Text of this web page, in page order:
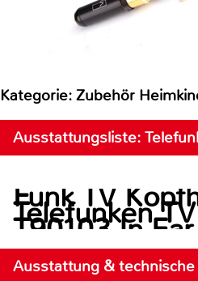
Kategorie: Zubehör
Ausstattungsliste:
Funk TV
Telefunken
T90103 In Ear
Schwarz
Ausstattung &